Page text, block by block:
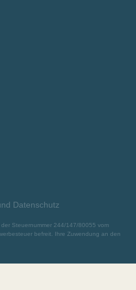
Datenschutz
Steuernummer 244/147/80055 vom
befreit. Ihre Zuwendung an den